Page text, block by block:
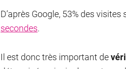
D’après Google, 53% des
secondes.
Il est donc très important de